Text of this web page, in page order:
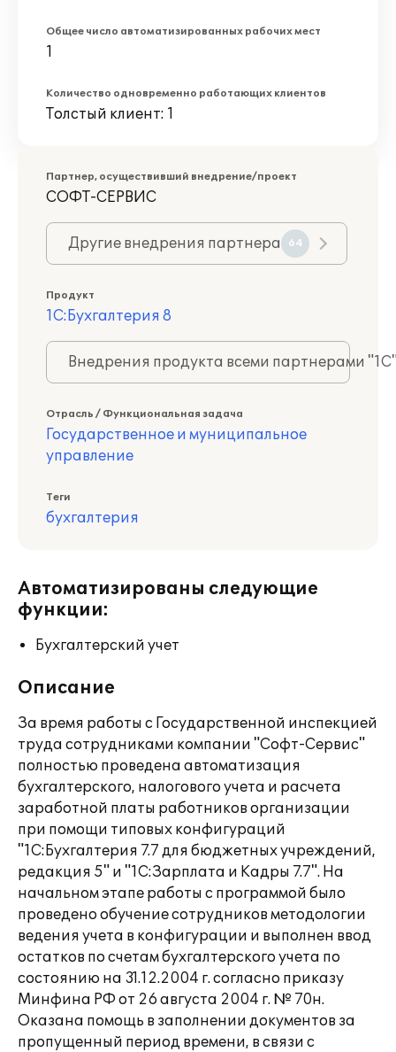
Общее число автоматизированных рабочих мест
1
Количество одновременно работающих клиентов
Толстый клиент: 1
Партнер, осуществивший внедрение/проект
СОФТ-СЕРВИС
Другие внедрения партнера 64
Продукт
1С:Бухгалтерия 8
Внедрения продукта всеми партнерами
Отрасль / Функциональная задача
Государственное и муниципальное
управление
Теги
бухгалтерия
Автоматизированы следующие
функции:
Бухгалтерский учет
Описание
За время работы с Государственной инспекцией
труда сотрудниками компании "Софт-Сервис"
полностью проведена автоматизация
бухгалтерского, налогового учета и расчета
заработной платы работников организации
при помощи типовых конфигураций
"1С:Бухгалтерия 7.7 для бюджетных учреждений,
редакция 5" и "1С:Зарплата и Кадры 7.7". На
начальном этапе работы с программой было
проведено обучение сотрудников методологии
ведения учета в конфигурации и выполнен ввод
остатков по счетам бухгалтерского учета по
состоянию на 31.12.2004 г. согласно приказу
Минфина РФ от 26 августа 2004 г. № 70н.
Оказана помощь в заполнении документов за
пропущенный период времени, в связи с